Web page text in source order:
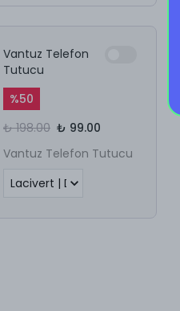
Vantuz Telefon
Tutucu
%50
₺ 198.00 ₺ 99.00
Vantuz Telefon Tutucu